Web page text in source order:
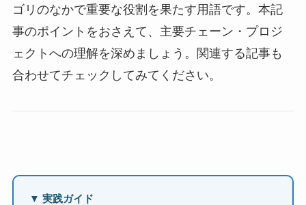
ゴリのなかで重要な役割を果たす用語です。本記
事のポイントをおさえて、主要チェーン・プロジ
ェクトへの理解を深めましょう。関連する記事も
合わせてチェックしてみてください。
▼ 実践ガイド